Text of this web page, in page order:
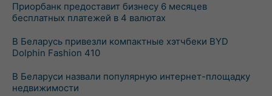
Приорбанк предоставит бизнесу 6 месяцев
бесплатных платежей в 4 валютах
В Беларусь привезли компактные хэтчбеки BYD
Dolphin Fashion 410
В Беларуси назвали популярную интернет-площадку
недвижимости